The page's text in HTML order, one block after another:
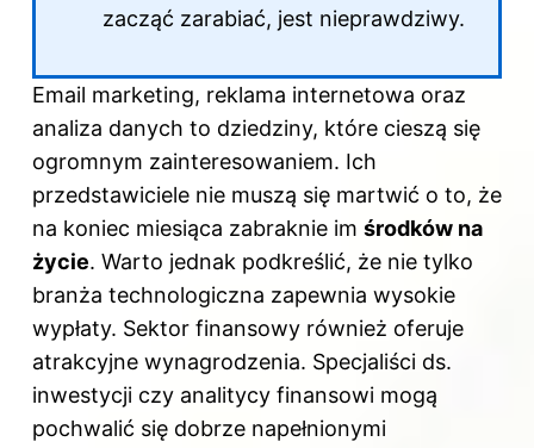
zacząć zarabiać, jest nieprawdziwy.
Email marketing, reklama internetowa oraz
analiza danych to dziedziny, które cieszą się
ogromnym zainteresowaniem. Ich
przedstawiciele nie muszą się martwić o to, że
na koniec miesiąca zabraknie im środków na
życie. Warto jednak podkreślić, że nie tylko
branża technologiczna zapewnia wysokie
wypłaty. Sektor finansowy również oferuje
atrakcyjne wynagrodzenia. Specjaliści ds.
inwestycji czy analitycy finansowi mogą
pochwalić się dobrze napełnionymi